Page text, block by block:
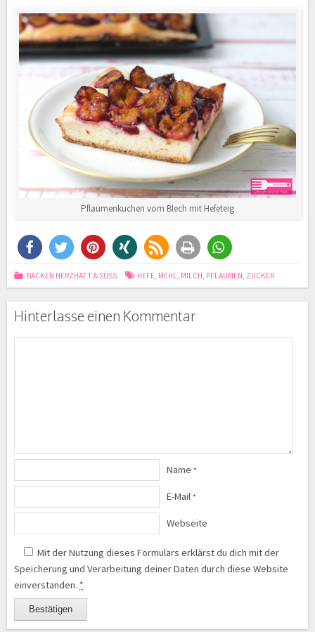
Pflaumenkuchen vom Blech mit Hefeteig
BACKEN HERZHAFT & SÜSS HEFE, MEHL, MILCH, PFLAUMEN, ZUCKER
Hinterlasse einen Kommentar
Name *
E-Mail *
Webseite
Mit der Nutzung dieses Formulars erklärst du dich mit der
Speicherung und Verarbeitung deiner Daten durch diese Website
einverstanden. *